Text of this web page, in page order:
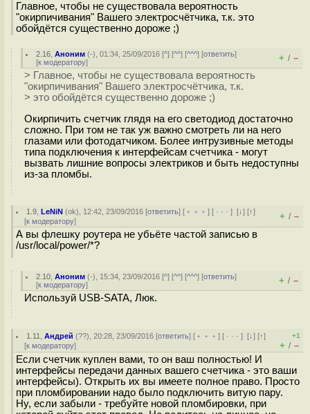
Главное, чтобы не существовала вероятность
"окирпичивания" Вашего электросчётчика, т.к. это
обойдётся существенно дороже ;)
2.16 ,Аноним (-), 01:34, 25/09/2016 [^] [^^] [^^^] [ответить]
[к модератору] + / –
> Главное, чтобы не существовала вероятность
"окирпичивания" Вашего электросчётчика, т.к.
> это обойдётся существенно дороже ;)
Окирпичить счетчик глядя на его светодиод достаточно
сложно. При том не так уж важно смотреть ли на него
глазами или фотодатчиком. Более интрузивные методы
типа подключения к интерфейсам счетчика - могут
вызвать лишние вопросы электриков и быть недоступны
из-за пломбы.
1.9 ,LeNiN (ok), 12:42, 23/09/2016 [ответить] [ ﹢﹢﹢] [ · · ·][↓] [↑]
[к модератору] + / –
А вы флешку роутера не убьёте частой записью в
/usr/local/power/*?
2.10 ,Аноним (-), 15:34, 23/09/2016 [^] [^^] [^^^] [ответить]
[к модератору] + / –
Используй USB-SATA, Люк.
1.11 ,Андрей (??), 20:28, 23/09/2016 [ответить] [ ﹢﹢﹢] [ · · ·][↓] [↑]
[к модератору]
+1
+ / –
Если счетчик куплен вами, то он ваш полностью! И
интерфейсы передачи данных вашего счетчика - это ваши
интерфейсы). Открыть их вы имеете полное право. Просто
при пломбировании надо было подключить витую пару.
Ну, если забыли - требуйте новой пломбировки, при